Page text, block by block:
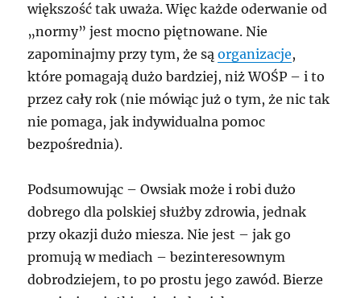
większość tak uważa. Więc każde oderwanie od
„normy” jest mocno piętnowane. Nie
zapominajmy przy tym, że sąorganizacje,
które pomagają dużo bardziej, niż WOŚP – i to
przez cały rok (nie mówiąc już o tym, że nic tak
nie pomaga, jak indywidualna pomoc
bezpośrednia).
Podsumowując – Owsiak może i robi dużo
dobrego dla polskiej służby zdrowia, jednak
przy okazji dużo miesza. Nie jest – jak go
promują w mediach – bezinteresownym
dobrodziejem, to po prostu jego zawód. Bierze